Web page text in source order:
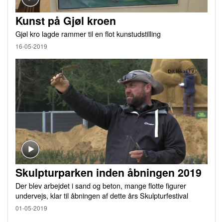
Kunst på Gjøl kroen
Gjøl kro lagde rammer til en flot kunstudstilling
16-05-2019
Skulpturparken inden åbningen 2019
Der blev arbejdet i sand og beton, mange flotte figurer
undervejs, klar til åbningen af dette års Skulpturfestival
01-05-2019